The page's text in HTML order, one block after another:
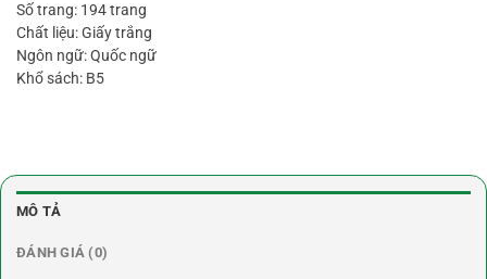
Số trang: 194 trang
Chất liệu: Giấy trắng
Ngôn ngữ: Quốc ngữ
Khổ sách: B5
MÔ TẢ
ĐÁNH GIÁ (0)